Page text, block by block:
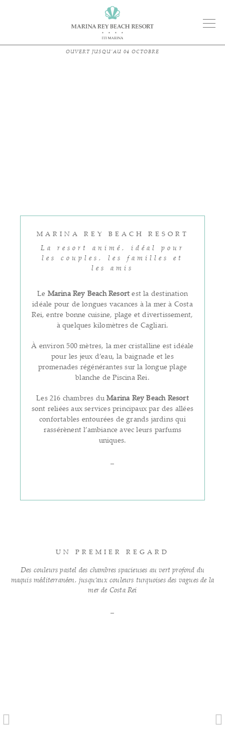
OUVERT JUSQU’AU 04 OCTOBRE
MARINA REY BEACH RESORT
La resort animé, idéal pour
les couples, les familles et
les amis
Le Marina Rey Beach Resort est la destination
idéale pour de longues vacances à la mer à Costa
Rei, entre bonne cuisine, plage et divertissement,
à quelques kilomètres de Cagliari.
À environ 500 mètres, la mer cristalline est idéale
pour les jeux d’eau, la baignade et les
promenades régénérantes sur la longue plage
blanche de Piscina Rei.
Les 216 chambres duMarina Rey Beach Resort
sont reliées aux services principaux par des allées
confortables entourées de grands jardins qui
rassérènent l’ambiance avec leurs parfums
uniques.
UN PREMIER REGARD
Des couleurs pastel des chambres spacieuses au vert profond du
maquis méditerranéen, jusqu’aux couleurs turquoises des vagues de la
mer de Costa Rei